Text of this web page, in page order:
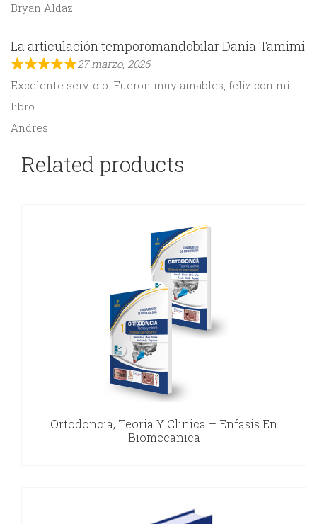
Bryan Aldaz
La articulación temporomandobilar Dania Tamimi
27 marzo, 2026
Excelente servicio. Fueron muy amables, feliz con mi
libro
Andres
Related products
Ortodoncia, Teoria Y Clinica – Enfasis En
Biomecanica